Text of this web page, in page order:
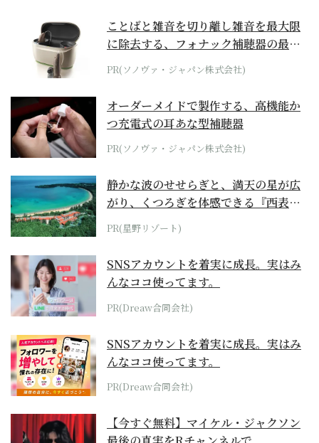
ことばと雑音を切り離し雑音を最大限
に除去する、フォナック補聴器の最上
位モデル
PR(ソノヴァ・ジャパン株式会社)
オーダーメイドで製作する、高機能か
つ充電式の耳あな型補聴器
PR(ソノヴァ・ジャパン株式会社)
静かな波のせせらぎと、満天の星が広
がり、くつろぎを体感できる『西表島
ホテル by...
PR(星野リゾート)
SNSアカウントを着実に成長。実はみ
んなココ使ってます。
PR(Dreaw合同会社)
SNSアカウントを着実に成長。実はみ
んなココ使ってます。
PR(Dreaw合同会社)
【今すぐ無料】マイケル・ジャクソン